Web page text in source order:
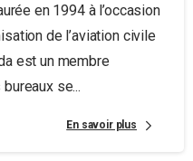
en 1994 à l’occasion
de l’aviation civile
est un membre
se...
En savoir plus